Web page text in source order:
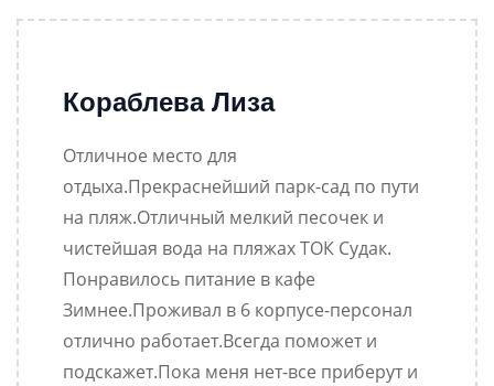
Кораблева Лиза
Отличное место для
отдыха.Прекраснейший парк-сад по пути
на пляж.Отличный мелкий песочек и
чистейшая вода на пляжах ТОК Судак.
Понравилось питание в кафе
Зимнее.Проживал в 6 корпусе-персонал
отлично работает.Всегда поможет и
подскажет.Пока меня нет-все приберут и